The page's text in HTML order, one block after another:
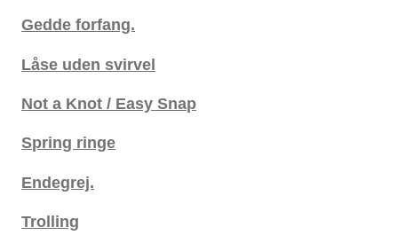
Gedde forfang.
Låse uden svirvel
Not a Knot / Easy Snap
Spring ringe
Endegrej.
Trolling